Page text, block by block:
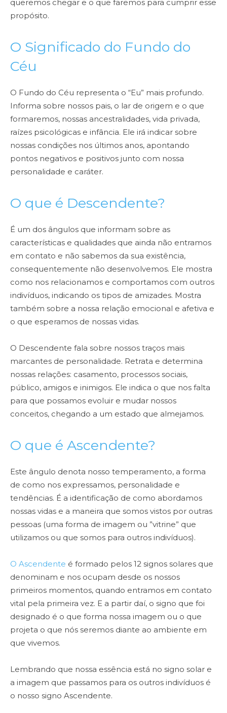
queremos chegar e o que faremos para cumprir esse
propósito.
O Significado do Fundo do
Céu
O Fundo do Céu representa o “Eu” mais profundo.
Informa sobre nossos pais, o lar de origem e o que
formaremos, nossas ancestralidades, vida privada,
raízes psicológicas e infância. Ele irá indicar sobre
nossas condições nos últimos anos, apontando
pontos negativos e positivos junto com nossa
personalidade e caráter.
O que é Descendente?
É um dos ângulos que informam sobre as
características e qualidades que ainda não entramos
em contato e não sabemos da sua existência,
consequentemente não desenvolvemos. Ele mostra
como nos relacionamos e comportamos com outros
indivíduos, indicando os tipos de amizades. Mostra
também sobre a nossa relação emocional e afetiva e
o que esperamos de nossas vidas.
O Descendente fala sobre nossos traços mais
marcantes de personalidade. Retrata e determina
nossas relações: casamento, processos sociais,
público, amigos e inimigos. Ele indica o que nos falta
para que possamos evoluir e mudar nossos
conceitos, chegando a um estado que almejamos.
O que é Ascendente?
Este ângulo denota nosso temperamento, a forma
de como nos expressamos, personalidade e
tendências. É a identificação de como abordamos
nossas vidas e a maneira que somos vistos por outras
pessoas (uma forma de imagem ou ”vitrine” que
utilizamos ou que somos para outros indivíduos).
O Ascendente é formado pelos 12 signos solares que
denominam e nos ocupam desde os nossos
primeiros momentos, quando entramos em contato
vital pela primeira vez. E a partir daí, o signo que foi
designado é o que forma nossa imagem ou o que
projeta o que nós seremos diante ao ambiente em
que vivemos.
Lembrando que nossa essência está no signo solar e
a imagem que passamos para os outros indivíduos é
o nosso signo Ascendente.